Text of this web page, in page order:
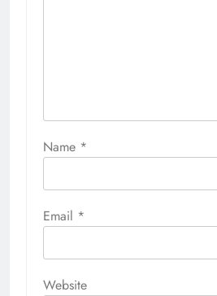
Name *
Email *
Website